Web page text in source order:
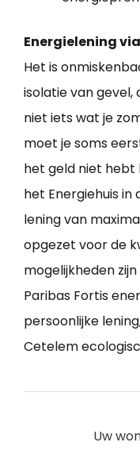
Energielening
Het is
isolatie van gevel,
niet iets wat je
moet je soms
het geld niet hebt
het Energiehuis
lening van
opgezet voor de
mogelijkheden
Paribas Fortis
persoonlijke
Cetelem
Uw